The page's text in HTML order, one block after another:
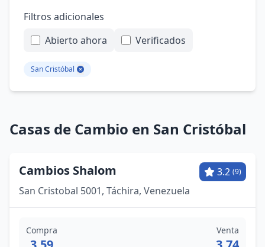
Filtros adicionales
Abierto ahora
Verificados
San Cristóbal
Casas de Cambio en San Cristóbal
Cambios Shalom 3.2 (9)
San Cristobal 5001, Táchira, Venezuela
Compra Venta